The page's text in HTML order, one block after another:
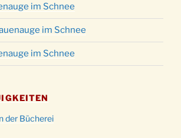
im Schnee
im Schnee
im Schnee
der Bücherei